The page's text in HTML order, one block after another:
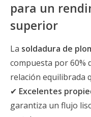
para un
superior
La soldadura de
compuesta por 60%
relación equilibrada
✔ Excelentes
garantiza un flujo